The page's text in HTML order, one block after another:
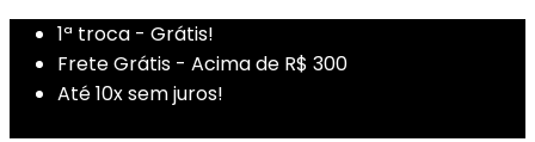
1ª troca - Grátis!
Frete Grátis - Acima de R$ 300
Até 10x sem juros!